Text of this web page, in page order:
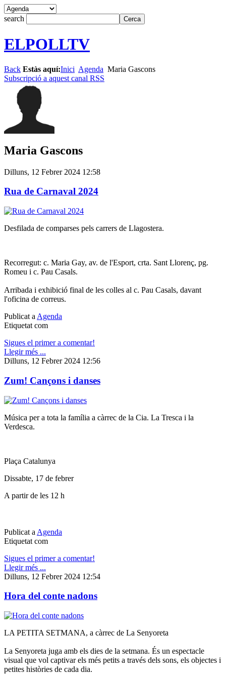
search
ELPOLLTV
Back Estàs aquí:Inici Agenda Maria Gascons
Subscripció a aquest canal RSS
Maria Gascons
Dilluns, 12 Febrer 2024 12:58
Rua de Carnaval 2024
Desfilada de comparses pels carrers de Llagostera.
Recorregut: c. Maria Gay, av. de l'Esport, crta. Sant Llorenç, pg.
Romeu i c. Pau Casals.
Arribada i exhibició final de les colles al c. Pau Casals, davant
l'oficina de correus.
Publicat a Agenda
Etiquetat com
Sigues el primer a comentar!
Llegir més ...
Dilluns, 12 Febrer 2024 12:56
Zum! Cançons i danses
Música per a tota la família a càrrec de la Cia. La Tresca i la
Verdesca.
Plaça Catalunya
Dissabte, 17 de febrer
A partir de les 12 h
Publicat a Agenda
Etiquetat com
Sigues el primer a comentar!
Llegir més ...
Dilluns, 12 Febrer 2024 12:54
Hora del conte nadons
LA PETITA SETMANA, a càrrec de La Senyoreta
La Senyoreta juga amb els dies de la setmana. És un espectacle
visual que vol captivar els més petits a través dels sons, els objectes i
petites històries de cada dia.